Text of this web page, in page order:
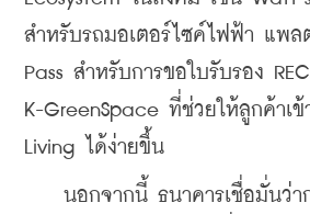
สำหรับรถมอเตอร์ไซค์ไฟฟ้า แพ
Pass สำหรับการขอใบรับรอง
K-GreenSpace ที่ช่วยให้ลูกค้าเ
Living ได้ง่ายขึ้น
นอกจากนี้ ธนาคารเชื่อมั่นว่าก